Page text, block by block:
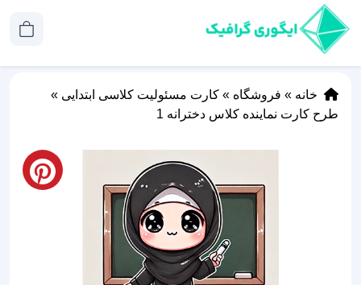
خانه » فروشگاه » کارت مسئولیت کلاسی ابتدایی »
طرح کارت نماینده کلاس دخترانه 1